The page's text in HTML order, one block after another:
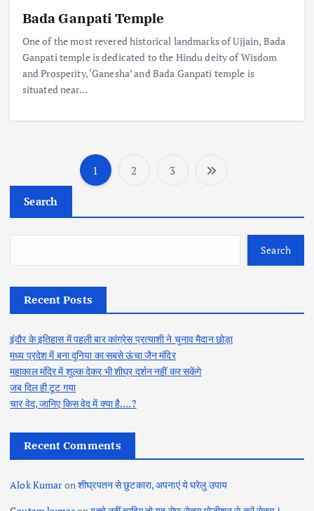
Bada Ganpati Temple
One of the most revered historical landmarks of Ujjain, Bada
Ganpati temple is dedicated to the Hindu deity of Wisdom
and Prosperity, ‘Ganesha’ and Bada Ganpati temple is
situated near…
P
o
s
p
i
n
1 2 3
Search
Search
Recent Posts
इंदौर के इतिहास में पहली बार कांग्रेस प्रत्याशी ने चुनाव मैदान छोड़ा
मध्य प्रदेश में बना दुनिया का सबसे ऊंचा जैन मंदिर
महाकाल मंदिर में शुल्क देकर भी शीघ्र दर्शन नहीं कर सकेंगे
जब दिल ही टूट गया
चार वेद, जानिए किस वेद में क्या है….?
Recent Comments
Alok Kumaronशीघ्रपतन से छुटकारा, अपनाएं ये घरेलु उपाय